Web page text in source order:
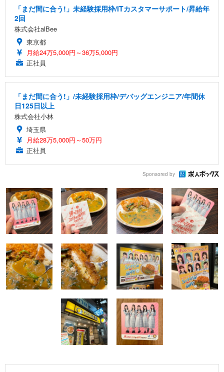
「まだ間に合う!」未経験採用枠/ITカスタマーサポート/昇給年
2回
株式会社alBee
東京都
月給24万5,000円～36万5,000円
正社員
「まだ間に合う!」/未経験採用枠/デバッグエンジニア/年間休
日125日以上
株式会社小林
埼玉県
月給28万5,000円～50万円
正社員
Sponsored by